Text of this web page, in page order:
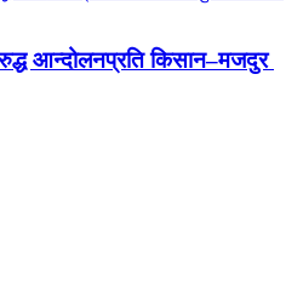
आन्दोलनप्रति किसान–मजदुर